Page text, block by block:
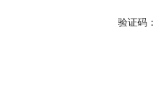
验证码：